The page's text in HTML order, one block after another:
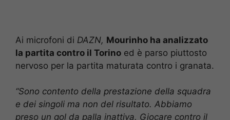
Ai microfoni di DAZN, Mourinho ha analizzato
la partita contro il Torino ed è parso piuttosto
nervoso per la partita maturata contro i granata.
“Sono contento della prestazione della squadra
e dei singoli ma non del risultato. Abbiamo
preso un gol da palla inattiva. Giocare contro il